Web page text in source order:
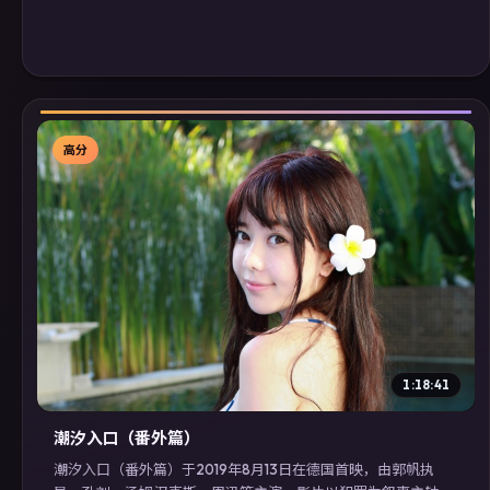
▶
高分
1:18:41
潮汐入口（番外篇）
潮汐入口（番外篇）于2019年8月13日在德国首映，由郭帆执